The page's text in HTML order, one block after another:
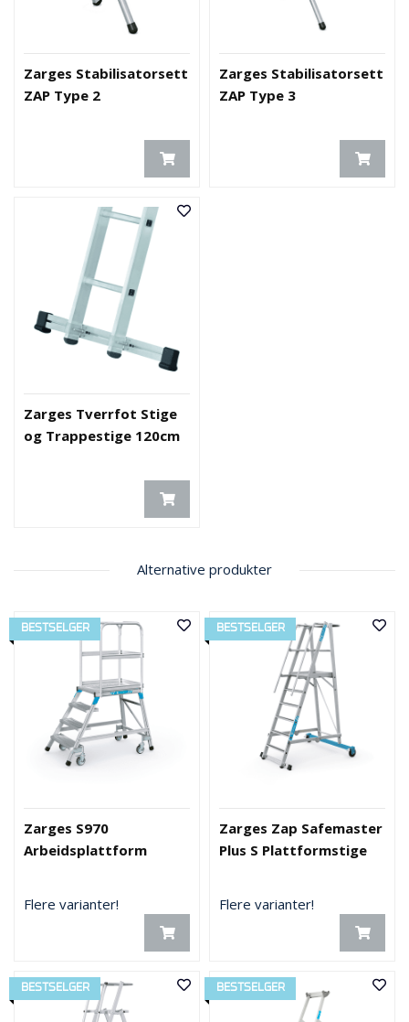
Zarges Stabilisatorsett
ZAP Type 2
Zarges Stabilisatorsett
ZAP Type 3
Zarges Tverrfot Stige
og Trappestige 120cm
Alternative produkter
BESTSELGER
Zarges S970
Arbeidsplattform
Flere varianter!
BESTSELGER
Zarges Zap Safemaster
Plus S Plattformstige
Flere varianter!
BESTSELGER BESTSELGER